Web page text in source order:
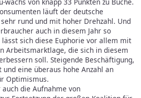
läuft der deutsche
rund und mit hoher Drehzahl. Und
auch in diesem Jahr so
sich diese Euphorie vor allem mit
Arbeitsmarktlage, die sich in diesem
soll. Steigende Beschäftigung,
eine überaus hohe Anzahl an
Optimismus.
die Aufnahme von